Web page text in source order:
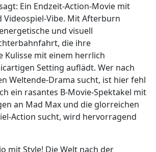
Ein Endzeit-Action-Movie mit
Videospiel-Vibe. Mit Afterburn
und visuell
die ihre
Kulisse mit einem herrlich
Setting auflädt. Wer nach
Weltende-Drama sucht, ist hier fehl
ein rasantes B-Movie-Spektakel mit
an Mad Max und die glorreichen
Action sucht, wird hervorragend
mit Style! Die Welt nach der